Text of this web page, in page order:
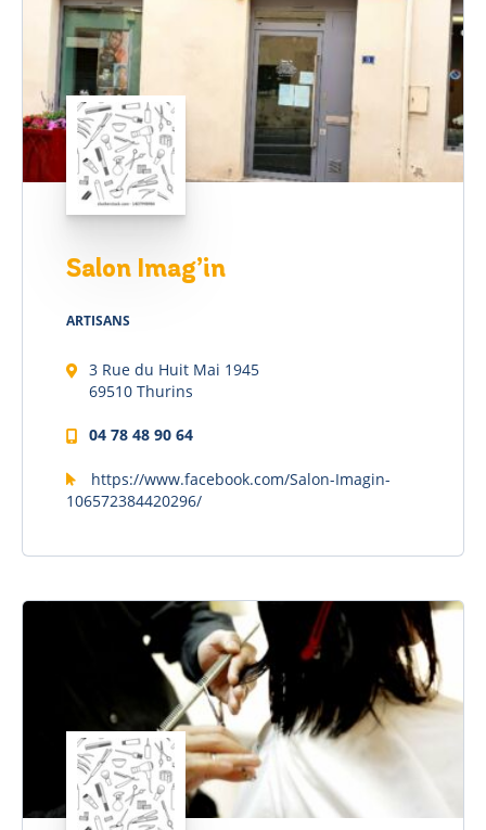
Salon Imag’in
ARTISANS
3 Rue du Huit Mai 1945
69510 Thurins
04 78 48 90 64
https://www.facebook.com/Salon-Imagin-
106572384420296/